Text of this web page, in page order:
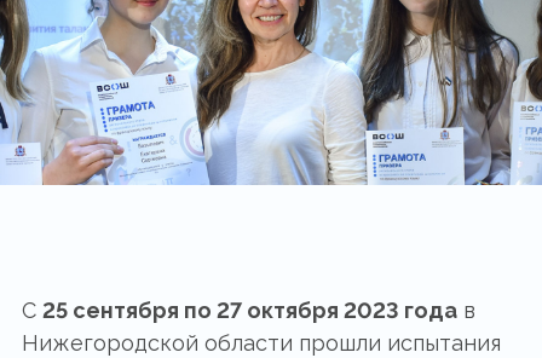
С 25 сентября по 27 октября 2023 года в
Нижегородской области прошли испытания